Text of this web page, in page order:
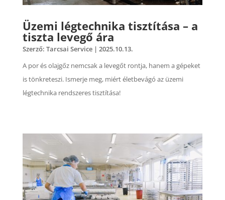
Üzemi légtechnika tisztítása – a
tiszta levegő ára
Szerző: Tarcsai Service| 2025.10.13.
A por és olajgőz nemcsak a levegőt rontja, hanem a gépeket
is tönkreteszi. Ismerje meg, miért életbevágó az üzemi
légtechnika rendszeres tisztítása!